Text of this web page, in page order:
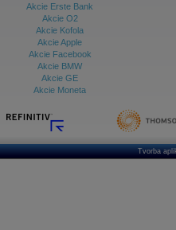
Akcie Erste Bank
Akcie O2
Akcie Kofola
Akcie Apple
Akcie Facebook
Akcie BMW
Akcie GE
Akcie Moneta
Tvorba